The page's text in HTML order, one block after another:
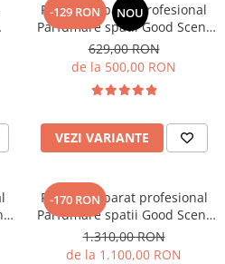
-129 RON NOU
PACHET: Aparat Profesional
Parfumare spatii Good Scent
GS480, culoare alba cu 500 g
esenta inclusa
629,00 RON
de la 500,00 RON
VEZI VARIANTE
-170 RON
PACHET: Aparat profesional
Parfumare spatii Good Scent
GS1500 Luxury, culoare negra,
cu rezerva inclusa
1.310,00 RON
de la 1.100,00 RON